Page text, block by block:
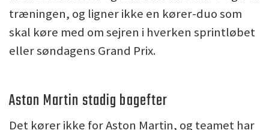
træningen, og ligner ikke en kører-duo som
skal køre med om sejren i hverken sprintløbet
eller søndagens Grand Prix.
Aston Martin stadig bagefter
Det kører ikke for Aston Martin, og teamet har